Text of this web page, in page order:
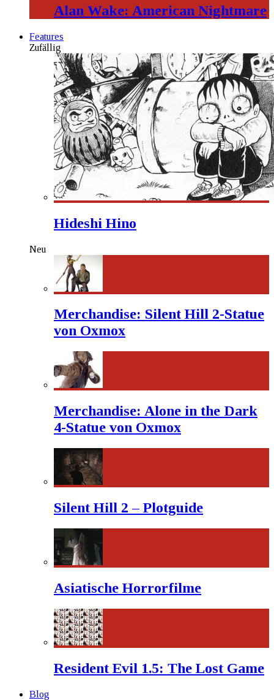
Alan Wake: American Nightmare
Features
Zufällig
Hideshi Hino
Neu
Merchandise: Silent Hill 2-Statue
von Oxmox
Merchandise: Alone in the Dark
4-Statue von Oxmox
Silent Hill 2 – Plotguide
Asiatische Horrorfilme
Resident Evil 1.5: The Lost Game
Blog